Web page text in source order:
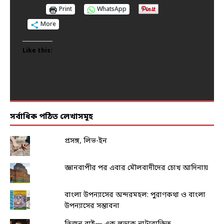
Print
WhatsApp
More
Like this:
Print
WhatsApp
More
Like this:
Print
WhatsApp
More
Like this:
Print
WhatsApp
More
Like this:
Print
WhatsApp
More
Like this:
সর্বাধিক পঠিত লেখাসমূহ
প্রসঙ্গ, লিভ-ইন
জ্ঞানবাপীর পর এবার মৌলবাদীদের চোখ আদিনায়
বাংলা উপন্যাসের অন্দরমহল: পুরাণকথা ও বাংলা
উপন্যাসের সম্ভাবনা